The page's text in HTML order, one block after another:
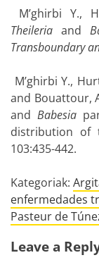
M’ghirbi Y.,
Theileria and
Transboundary
M’ghirbi Y.,
and Bouattour,
andBabesia
distribution of
103:435-442.
Kategoriak:
enfermedades
Pasteur de
Leave a